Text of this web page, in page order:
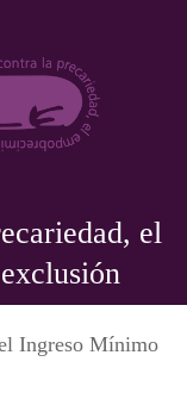
el
Ingreso Mínimo